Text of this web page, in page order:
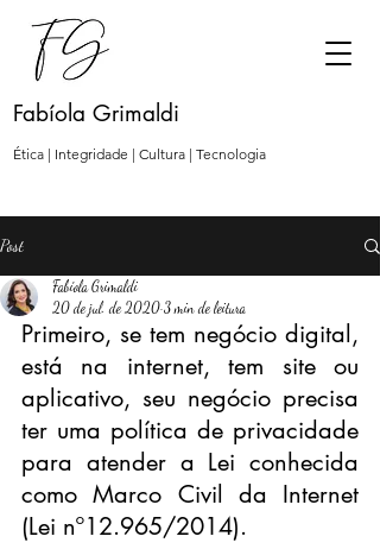
Fabíola Grimaldi
Ética | Integridade | Cultura | Tecnologia
Post
Fabíola Grimaldi
20 de jul. de 2020 3 min de leitura
Primeiro, se tem negócio digital,
está na internet, tem site ou
aplicativo, seu negócio precisa
ter uma política de privacidade
para atender a Lei conhecida
como Marco Civil da Internet
(Lei nº12.965/2014).